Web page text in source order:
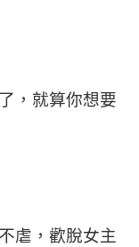
，就算你想要
虐，歡脫女主